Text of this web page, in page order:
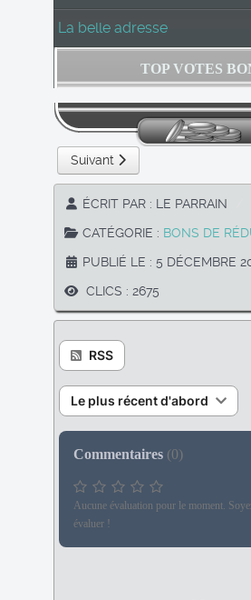
La belle adresse
TOP VOTES
Article suivant : Coupon
Suivant
ÉCRIT PAR : LE PARRAIN
CATÉGORIE : BONS DE
PUBLIÉ LE : 5 DÉCEMBRE
CLICS : 2675
RSS
Le plus récent d'abord
Commentaires (0)
Aucune évaluation pour le moment.
évaluer !